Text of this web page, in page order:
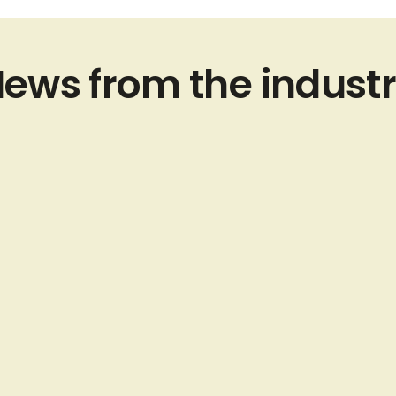
from the